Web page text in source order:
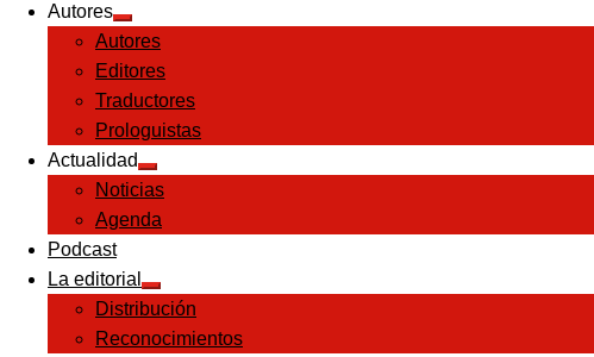
Autores
Expandir
el
menú
hijo
Autores
Editores
Traductores
Prologuistas
Actualidad
Expandir
el
menú
hijo
Noticias
Agenda
Podcast
La editorial
Expandir
el
menú
hijo
Distribución
Reconocimientos